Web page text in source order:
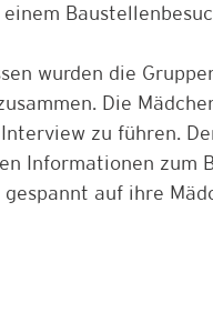
wurden die
Die
zu führen.
Informationen zum
auf ihre